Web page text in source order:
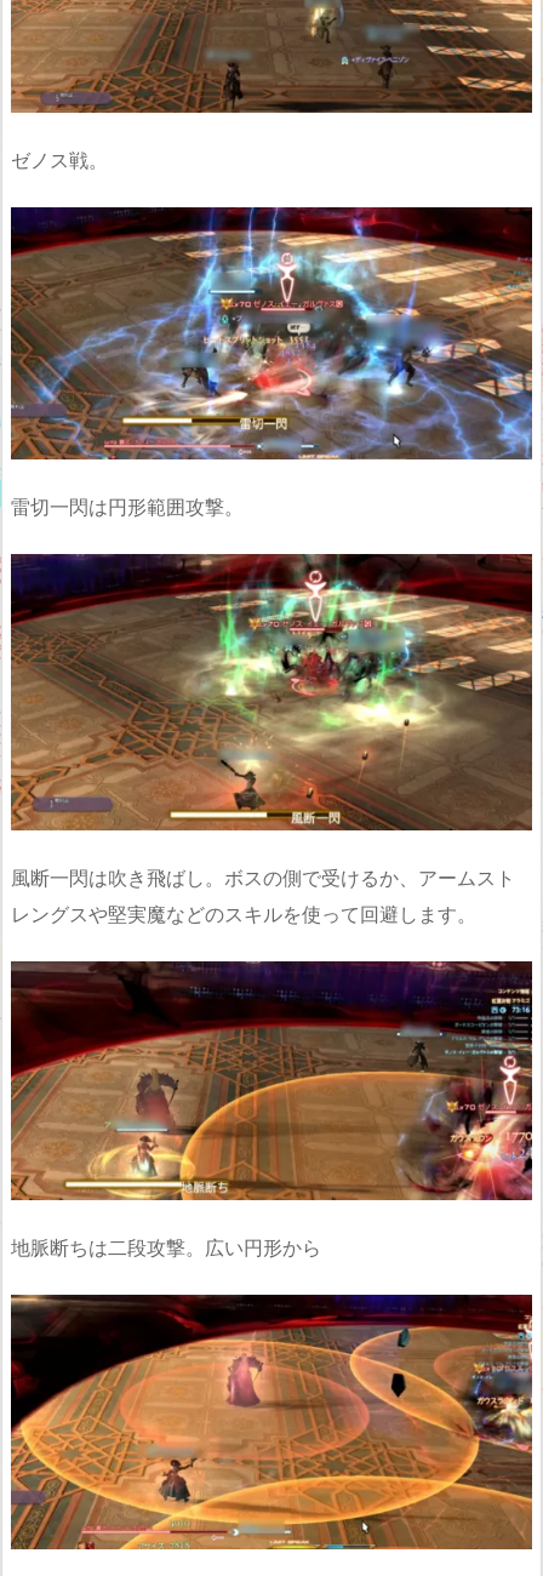
ゼノス戦。
雷切一閃は円形範囲攻撃。
風断一閃は吹き飛ばし。ボスの側で受けるか、アームスト
レングスや堅実魔などのスキルを使って回避します。
地脈断ちは二段攻撃。広い円形から